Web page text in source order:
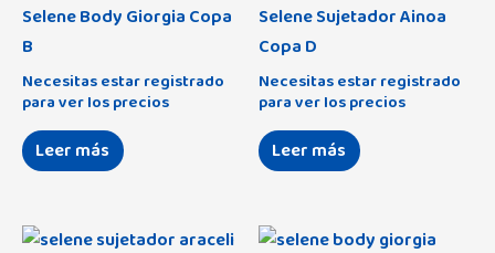
Selene Body Giorgia Copa
B
Necesitas estar registrado
para ver los precios
Leer más
Selene Sujetador Ainoa
Copa D
Necesitas estar registrado
para ver los precios
Leer más